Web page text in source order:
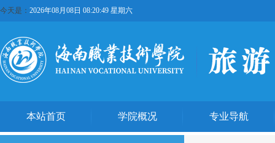
今天是： 2026年08月08日 08:20:49 星期六
本站首页 学院概况 专业导航